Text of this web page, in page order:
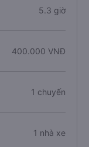
5.3 giờ
400.000 VNĐ
1 chuyến
1 nhà xe